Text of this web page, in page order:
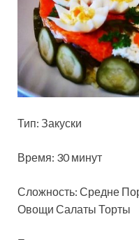
Тип: Закуски
Время: 30 минут
Сложность: Средне
Овощи Салаты Торты